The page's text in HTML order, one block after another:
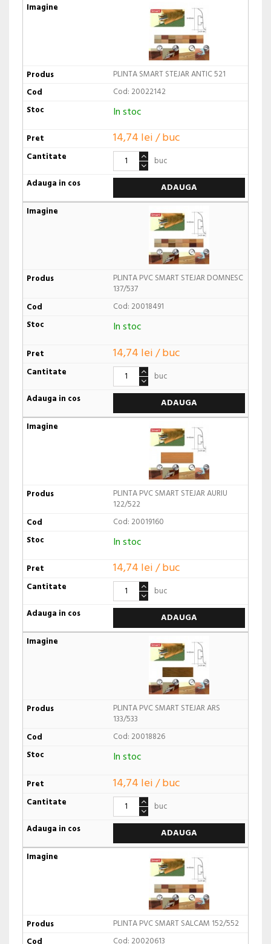
PLINTA SMART STEJAR ANTIC 521
Cod: 20022142
In stoc
14,74 lei / buc
buc
ADAUGA
PLINTA PVC SMART STEJAR DOMNESC
137/537
Cod: 20018491
In stoc
14,74 lei / buc
buc
ADAUGA
PLINTA PVC SMART STEJAR AURIU
122/522
Cod: 20019160
In stoc
14,74 lei / buc
buc
ADAUGA
PLINTA PVC SMART STEJAR ARS
133/533
Cod: 20018826
In stoc
14,74 lei / buc
buc
ADAUGA
PLINTA PVC SMART SALCAM 152/552
Cod: 20020613